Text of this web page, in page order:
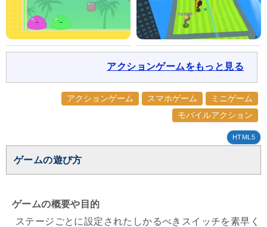
アクションゲームをもっと見る
アクションゲーム スマホゲーム
ミニゲーム
モバイルアクション
HTML5
ゲームの遊び方
ゲームの概要や目的
ステージごとに設定されたしかるべきスイッチを素早く